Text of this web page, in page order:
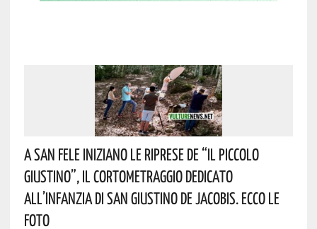
A San Fele Iniziano Le Riprese De “Il Piccolo
Giustino”, Il Cortometraggio Dedicato
All’infanzia Di San Giustino De Jacobis. Ecco Le
Foto